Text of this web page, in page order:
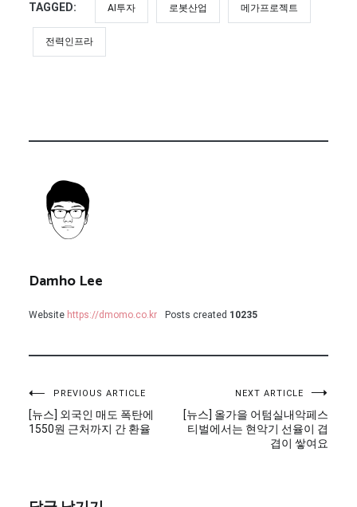
TAGGED: AI투자 로봇산업 메가프로젝트
전력인프라
Damho Lee
Website https://dmomo.co.kr Posts created 10235
글
탐
PREVIOUS ARTICLE
[뉴스] 외국인 매도 폭탄에
1550원 근처까지 간 환율
NEXT ARTICLE
[뉴스] 올가을 어텀실내악페스
티벌에서는 현악기 선율이 겹
겹이 쌓여요